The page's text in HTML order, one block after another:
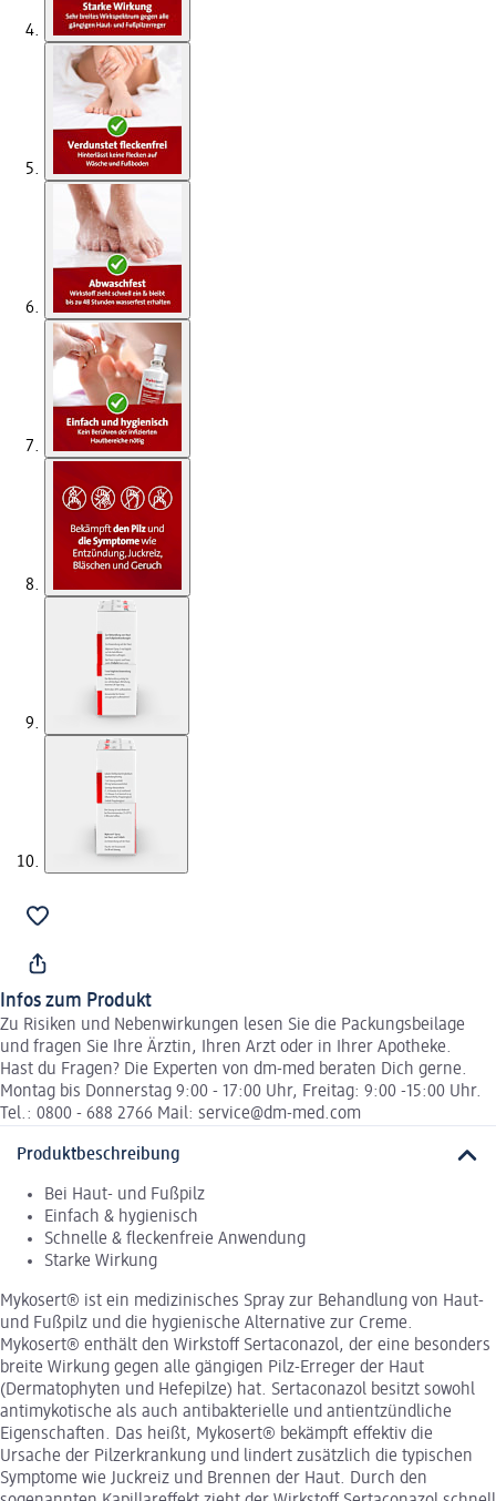
Infos zum Produkt
Zu Risiken und Nebenwirkungen lesen Sie die Packungsbeilage
und fragen Sie Ihre Ärztin, Ihren Arzt oder in Ihrer Apotheke.
Hast du Fragen? Die Experten von dm-med beraten Dich gerne.
Montag bis Donnerstag 9:00 - 17:00 Uhr, Freitag: 9:00 -15:00 Uhr.
Tel.: 0800 - 688 2766 Mail: service@dm-med.com
Produktbeschreibung
Bei Haut- und Fußpilz
Einfach & hygienisch
Schnelle & fleckenfreie Anwendung
Starke Wirkung
Mykosert® ist ein medizinisches Spray zur Behandlung von Haut-
und Fußpilz und die hygienische Alternative zur Creme.
Mykosert® enthält den Wirkstoff Sertaconazol, der eine besonders
breite Wirkung gegen alle gängigen Pilz-Erreger der Haut
(Dermatophyten und Hefepilze) hat. Sertaconazol besitzt sowohl
antimykotische als auch antibakterielle und antientzündliche
Eigenschaften. Das heißt, Mykosert® bekämpft effektiv die
Ursache der Pilzerkrankung und lindert zusätzlich die typischen
Symptome wie Juckreiz und Brennen der Haut. Durch den